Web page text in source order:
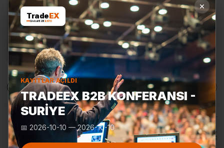
×
TradeEX
Global B2B EXPO
KAYITLAR AÇILDI
TRADEEX B2B KONFERANSI -
SURIYE
📅 2026-10-10 —2026-10-10
Ürünler Üreticiler Turkmall Fuarları